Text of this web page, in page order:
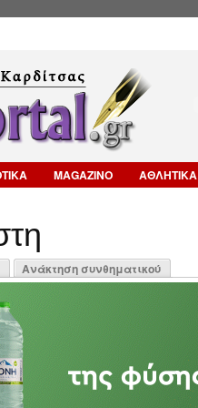
MAGAZINO ΑΘΛΗΤΙΚΑ
Ανάκτηση συνθηματικού